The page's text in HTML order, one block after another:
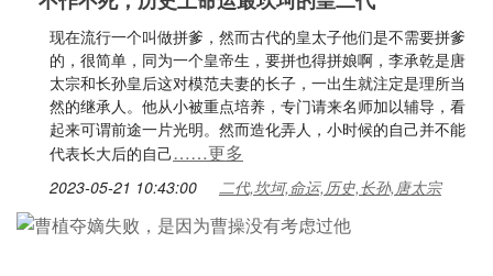
现在流行一个叫做拼爹，然而古代的皇太子他们是不需要拼爹
的，很简单，同为一个皇帝生，要拼也得拼娘啊，李承乾是唐
太宗和长孙皇后这对模范夫妻的长子，一出生就注定是理所当
然的继承人。他从小被重点培养，专门请来名师加以辅导，看
起来可谓前途一片光明。然而造化弄人，小时候的自己并不能
代表长大后的自己……更多
2023-05-21 10:43:00 二代,坎坷,命运,历史,长孙,唐太宗